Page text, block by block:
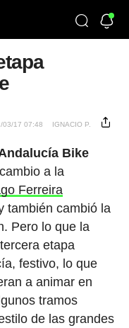
03/17 07:48 IGNACIO P.
Bike
a la
Ferreira
también cambió la
Pero lo que la
etapa
festivo, lo que
a animar en
tramos
de las grandes